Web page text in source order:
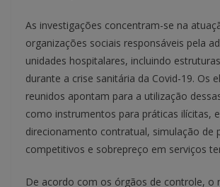
As investigações concentram-se na
organizações sociais responsáveis pela
unidades hospitalares, incluindo
durante a crise sanitária da Covid-19. Os
reunidos apontam para a utilização
como instrumentos para práticas ilícitas,
direcionamento contratual, simulação de
competitivos e sobrepreço em serviços
De acordo com os órgãos de controle, o